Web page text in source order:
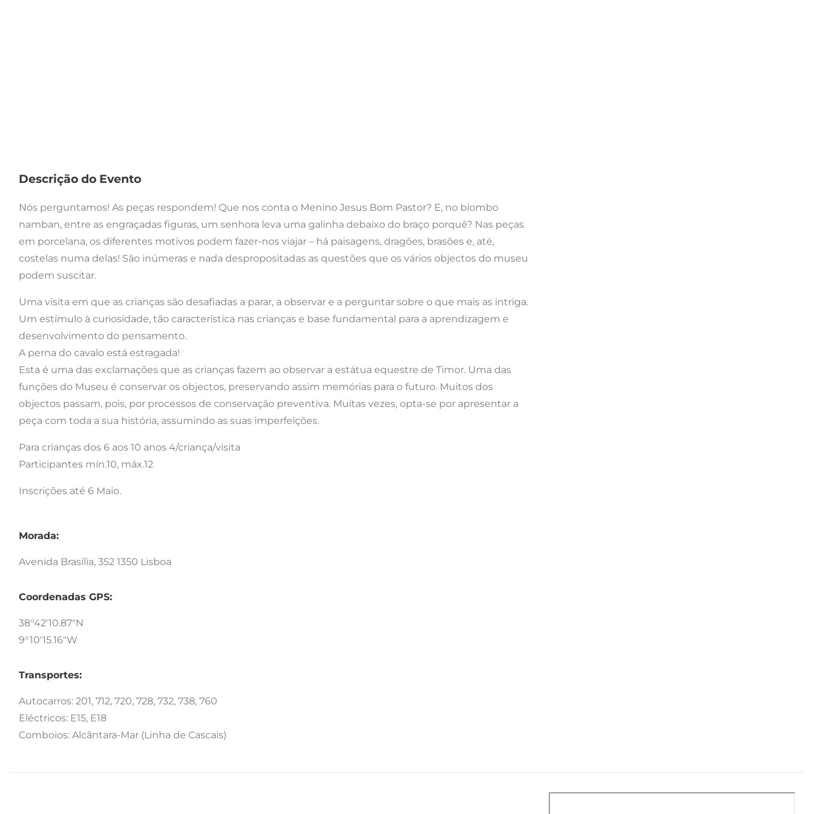
Descrição do Evento
Nós perguntamos! As peças respondem! Que nos conta o Menino Jesus Bom Pastor? E, no biombo
namban, entre as engraçadas figuras, um senhora leva uma galinha debaixo do braço porquê? Nas peças
em porcelana, os diferentes motivos podem fazer-nos viajar – há paisagens, dragões, brasões e, até,
costelas numa delas! São inúmeras e nada despropositadas as questões que os vários objectos do museu
podem suscitar.
Uma visita em que as crianças são desafiadas a parar, a observar e a perguntar sobre o que mais as intriga.
Um estímulo à curiosidade, tão característica nas crianças e base fundamental para a aprendizagem e
desenvolvimento do pensamento.
A perna do cavalo está estragada!
Esta é uma das exclamações que as crianças fazem ao observar a estátua equestre de Timor. Uma das
funções do Museu é conservar os objectos, preservando assim memórias para o futuro. Muitos dos
objectos passam, pois, por processos de conservação preventiva. Muitas vezes, opta-se por apresentar a
peça com toda a sua história, assumindo as suas imperfeições.
Para crianças dos 6 aos 10 anos 4/criança/visita
Participantes mín.10, máx.12
Inscrições até 6 Maio.
Morada:
Avenida Brasília, 352 1350 Lisboa
Coordenadas GPS:
38°42'10.87"N
9°10'15.16"W
Transportes:
Autocarros: 201, 712, 720, 728, 732, 738, 760
Eléctricos: E15, E18
Comboios: Alcântara-Mar (Linha de Cascais)